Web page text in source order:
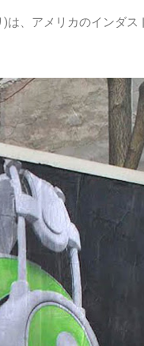
は、アメリカのインダス